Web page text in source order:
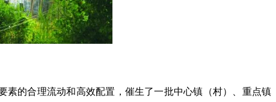
的合理流动和高效配置，催生了一批中心镇（村）、重点镇